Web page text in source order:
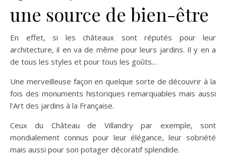
une source de bien-être
En effet, si les châteaux sont réputés pour leur
architecture, il en va de même pour leurs jardins. Il y en a
de tous les styles et pour tous les goûts…
Une merveilleuse façon en quelque sorte de découvrir à la
fois des monuments historiques remarquables mais aussi
l’Art des jardins à la Française.
Ceux du Château de Villandry par exemple, sont
mondialement connus pour leur élégance, leur sobriété
mais aussi pour son potager décoratif splendide.